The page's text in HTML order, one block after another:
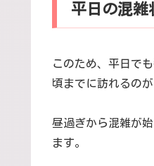
平日の混雑
このため、平日で
頃までに訪れるのが
昼過ぎから混雑が
ます。